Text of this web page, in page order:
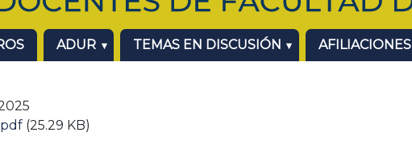
ADUR TEMAS EN DISCUSIÓN AFILIACIONES
(25.29 KB)